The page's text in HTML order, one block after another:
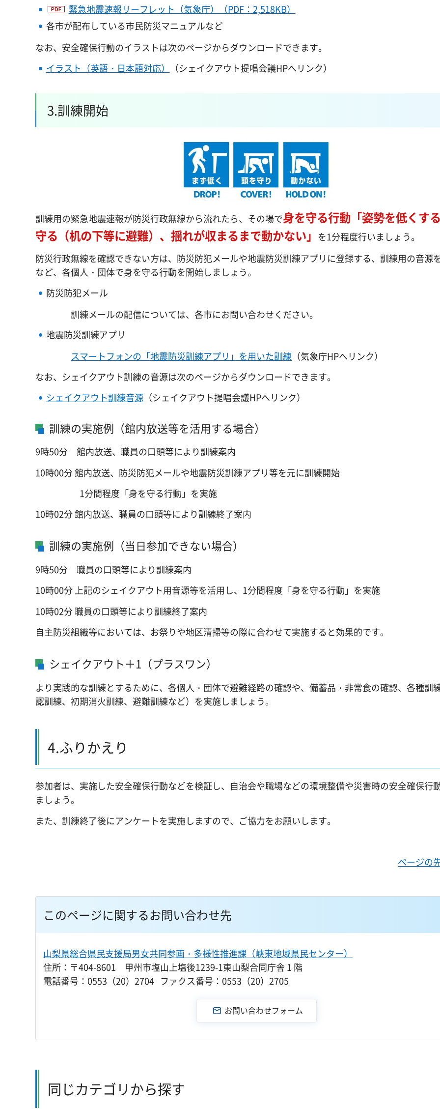
緊急地震速報リーフレット（気象庁）（PDF：2,518KB）
各市が配布している市民防災マニュアルなど
なお、安全確保行動のイラストは次のページからダウンロードできます。
イラスト（英語・日本語対応）
（シェイクアウト提唱会議HPへリンク）
3.訓練開始
訓練用の緊急地震速報が防災行政無線から流れたら、その場で身を守る行動「姿勢を低くす
守る（机の下等に避難）、揺れが収まるまで動かない」 を1分程度行いましょう。
防災行政無線を確認できない方は、防災防犯メールや地震防災訓練アプリに登録する、訓練用の音源
など、各個人・団体で身を守る行動を開始しましょう。
防災防犯メール
訓練メールの配信については、各市にお問い合わせください。
地震防災訓練アプリ
スマートフォンの「地震防災訓練アプリ」を用いた訓練 （気象庁HPへリンク）
なお、シェイクアウト訓練の音源は次のページからダウンロードできます。
シェイクアウト訓練音源（シェイクアウト提唱会議HPへリンク）
訓練の実施例（館内放送等を活用する場合）
9時50分 館内放送、職員の口頭等により訓練案内
10時00分 館内放送、防災防犯メールや地震防災訓練アプリ等を元に訓練開始
1分間程度「身を守る行動」を実施
10時02分 館内放送、職員の口頭等により訓練終了案内
訓練の実施例（当日参加できない場合）
9時50分 職員の口頭等により訓練案内
10時00分 上記のシェイクアウト用音源等を活用し、1分間程度「身を守る行動」を実施
10時02分 職員の口頭等により訓練終了案内
自主防災組織等においては、お祭りや地区清掃等の際に合わせて実施すると効果的です。
シェイクアウト＋1（プラスワン）
より実践的な訓練とするために、各個人・団体で避難経路の確認や、備蓄品・非常食の確認、各種訓
認訓練、初期消火訓練、避難訓練など）を実施しましょう。
4.ふりかえり
参加者は、実施した安全確保行動などを検証し、自治会や職場などの環境整備や災害時の安全確保行
ましょう。
また、訓練終了後にアンケートを実施しますので、ご協力をお願いします。
ページの
このページに関するお問い合わせ先
山梨県総合県民支援局男女共同参画・多様性推進課（峡東地域県民センター）
住所：〒404-8601 甲州市塩山上塩後1239-1東山梨合同庁舎 1 階
電話番号：0553（20）2704 ファクス番号：0553（20）2705
同じカテゴリから探す